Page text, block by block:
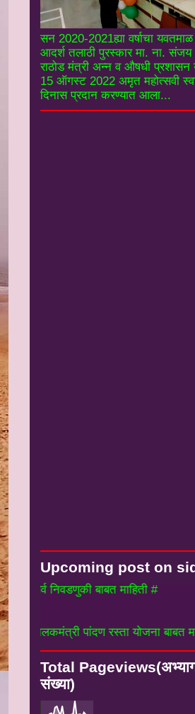
सन 2020-2021ह्या वर्षाचा यवतमाळ
आदर्श तलाठी पुरस्कार मा. ना.
राठोड मंत्री अन्न व औषधी प्रशासन
15 ऑगस्ट 2022 अमृत महोत्सवी
दिनास प्रदान करण्यात आला...
Upcoming post on
निवडणुकी बाबत माहिती #
पांदण रस्ता योजना बाबत माहीती
Total
संख्या)